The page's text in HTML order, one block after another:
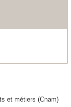
et métiers (Cnam)